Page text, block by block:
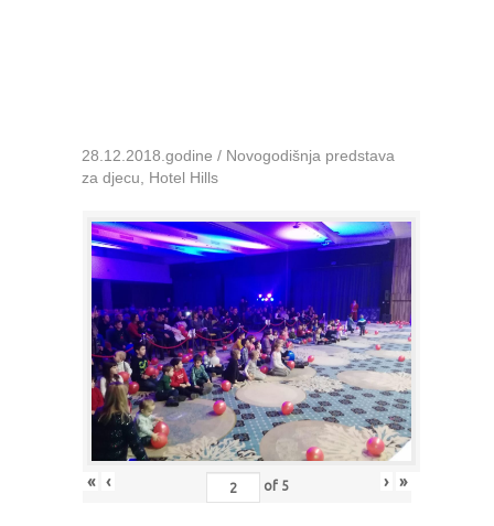
28.12.2018.godine / Novogodišnja predstava
za djecu, Hotel Hills
« ‹ of 5 › »